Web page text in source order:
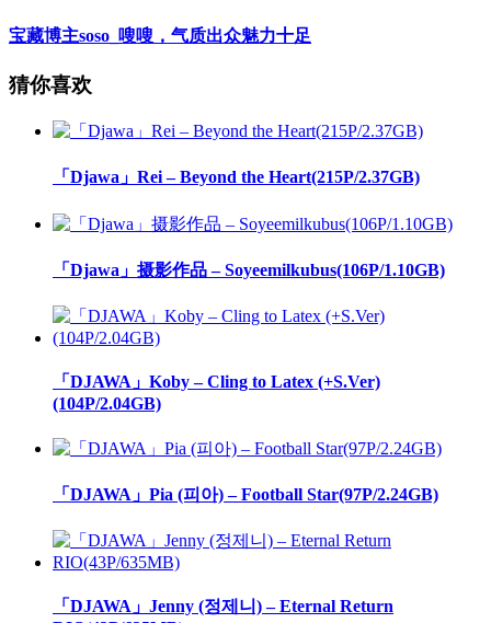
宝藏博主soso_嗖嗖，气质出众魅力十足
猜你喜欢
「Djawa」Rei – Beyond the Heart(215P/2.37GB)
「Djawa」摄影作品 – Soyeemilkubus(106P/1.10GB)
「DJAWA」Koby – Cling to Latex (+S.Ver)
(104P/2.04GB)
「DJAWA」Pia (피아) – Football Star(97P/2.24GB)
「DJAWA」Jenny (정제니) – Eternal Return